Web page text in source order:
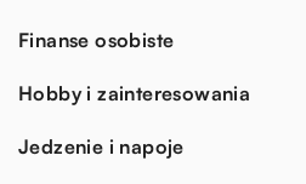
Finanse osobiste
Hobby i zainteresowania
Jedzenie i napoje